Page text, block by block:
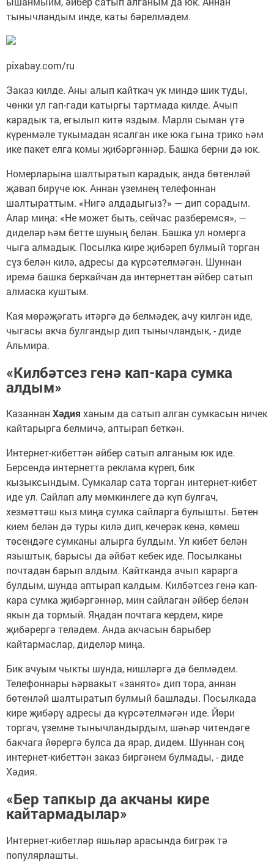
тынычландым инде, каты бәрелмәдем.
pixabay.com/ru
Заказ килде. Аны алып кайткач ук миндә шик туды,
чөнки ул гап-гади катыргы тартмада килде. Ачып
карадык та, егылып китә яздым. Марля сыман үтә
күренмәле тукымадан ясалган ике юка гына трико һәм
ике пакет елга комы җибәргәннәр. Башка берни дә юк.
Номерларына шалтыратып карадык, анда бөтенләй
җавап бирүче юк. Аннан үземнең телефоннан
шалтыраттым. «Нигә алдадыгыз?» — дип сорадым.
Алар миңа: «Не может быть, сейчас разберемся», —
диделәр һәм бетте шуның белән. Башка ул номерга
чыга алмадык. Посылка кире җибәреп булмый торган
сүз белән килә, адресы да күрсәтелмәгән. Шуннан
иремә башка беркайчан да интернеттан әйбер сатып
алмаска куштым.
Кая мөрәҗәгать итәргә дә белмәдек, ачу килгән иде,
чыгасы акча булгандыр дип тынычландык, - диде
Альмира.
«Килбәтсез генә кап-кара сумка
алдым»
Казаннан Хәдия ханым да сатып алган сумкасын ничек
кайтарырга белмичә, аптырап беткән.
Интернет-кибеттән әйбер сатып алганым юк иде.
Берсендә интернетта реклама күреп, бик
кызыксындым. Сумкалар сата торган интернет-кибет
иде ул. Сайлап алу мөмкинлеге дә күп булгач,
хезмәттәш кыз миңа сумка сайларга булышты. Бөтен
кием белән дә туры килә дип, кечерәк кенә, көмеш
төсендәге сумканы алырга булдым. Ул кибет белән
языштык, барысы да әйбәт кебек иде. Посылканы
почтадан барып алдым. Кайтканда ачып карарга
булдым, шунда аптырап калдым. Килбәтсез генә кап-
кара сумка җибәргәннәр, мин сайлаган әйбер белән
якын да тормый. Яңадан почтага кердем, кире
җибәрергә теләдем. Анда акчасын барыбер
кайтармаслар, диделәр миңа.
Бик ачуым чыкты шунда, нишләргә дә белмәдем.
Телефоннары һәрвакыт «занято» дип тора, аннан
бөтенләй шалтыратып булмый башлады. Посылкада
кире җибәрү адресы да күрсәтелмәгән иде. Йөри
торгач, үземне тынычландырдым, шәһәр читендәге
бакчага йөрергә булса да ярар, дидем. Шуннан соң
интернет-кибеттән заказ биргәнем булмады, - диде
Хәдия.
«Бер тапкыр да акчаны кире
кайтармадылар»
Интернет-кибетләр яшьләр арасында бигрәк тә
популярлашты.